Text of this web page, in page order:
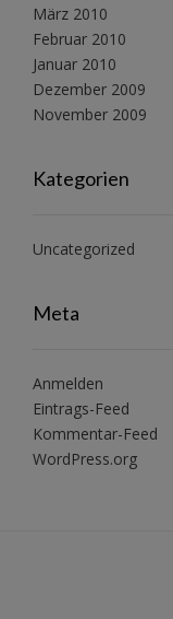
März 2010
Februar 2010
Januar 2010
Dezember 2009
November 2009
Kategorien
Uncategorized
Meta
Anmelden
Eintrags-Feed
Kommentar-Feed
WordPress.org